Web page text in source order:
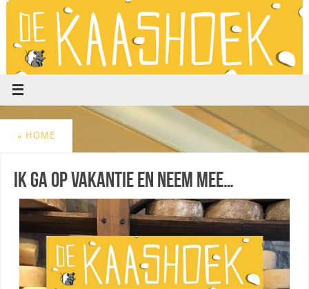
« HOME
IK GA OP VAKANTIE EN NEEM MEE…